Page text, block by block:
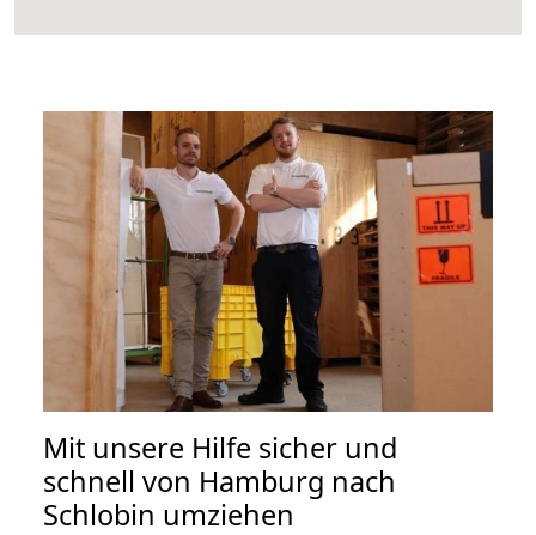
Mit unsere Hilfe sicher und
schnell von Hamburg nach
Schlobin umziehen